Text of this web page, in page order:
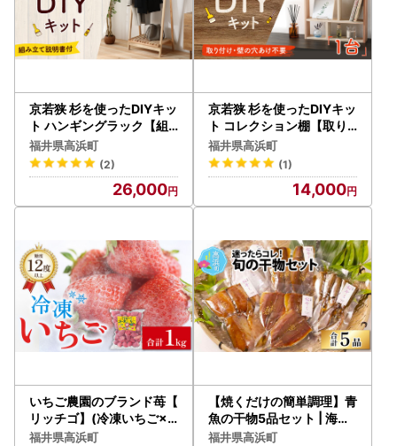
京若狭 杉を使ったDIYキッ
ト ハンギングラック【組
み立て説明書付】 自作 家
具
福井県高浜町
(2)
26,000
京若狭 杉を使ったDIYキッ
ト コレクション棚【取り
付け・壁の穴あけ不要＆説
明書付】 自作 家具
福井県高浜町
(1)
14,000
いちご農園のブランド苺【
リッチゴ】(冷凍いちご×1
kg)
福井県高浜町
【焼くだけの簡単調理】青
魚の干物5品セット | 海鮮
干物 長持ち
福井県高浜町